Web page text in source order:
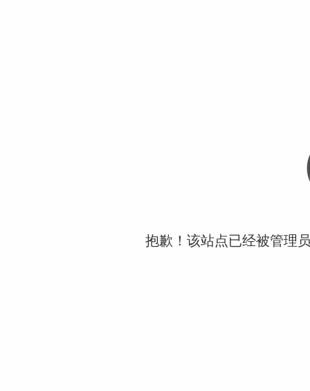
抱歉！该站点已经被管理